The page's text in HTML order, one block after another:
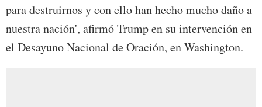
para destruirnos y con ello han hecho mucho daño a
nuestra nación', afirmó Trump en su intervención en
el Desayuno Nacional de Oración, en Washington.